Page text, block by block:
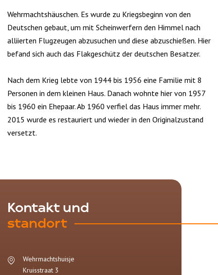
Wehrmachtshäuschen. Es wurde zu Kriegsbeginn von den
Deutschen gebaut, um mit Scheinwerfern den Himmel nach
alliierten Flugzeugen abzusuchen und diese abzuschießen. Hier
befand sich auch das Flakgeschütz der deutschen Besatzer.
Nach dem Krieg lebte von 1944 bis 1956 eine Familie mit 8
Personen in dem kleinen Haus. Danach wohnte hier von 1957
bis 1960 ein Ehepaar. Ab 1960 verfiel das Haus immer mehr.
2015 wurde es restauriert und wieder in den Originalzustand
versetzt.
Kontakt und
standort
Wehrmachtshuisje
Kruisstraat 3